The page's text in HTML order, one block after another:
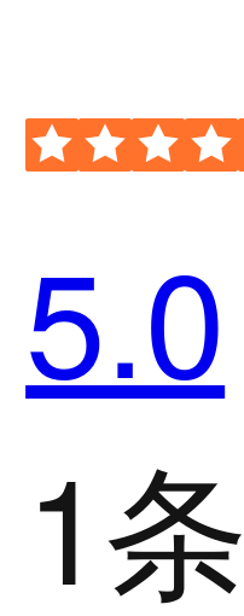
5.0
1